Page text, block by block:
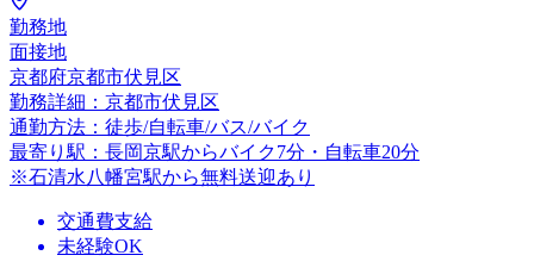
勤務地
面接地
京都府京都市伏見区
勤務詳細：京都市伏見区
通勤方法：徒歩/自転車/バス/バイク
最寄り駅：長岡京駅からバイク7分・自転車20分
※石清水八幡宮駅から無料送迎あり
交通費支給
未経験OK